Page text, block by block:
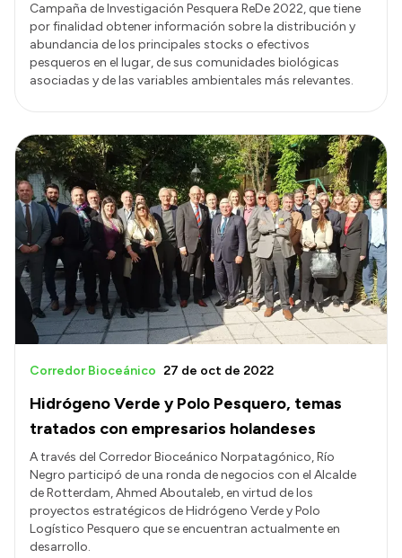
Campaña de Investigación Pesquera ReDe 2022, que tiene
por finalidad obtener información sobre la distribución y
abundancia de los principales stocks o efectivos
pesqueros en el lugar, de sus comunidades biológicas
asociadas y de las variables ambientales más relevantes.
Hidrógeno Verde y Polo Pesquero, temas
tratados con empresarios holandeses
Corredor Bioceánico 27 de oct de 2022
A través del Corredor Bioceánico Norpatagónico, Río
Negro participó de una ronda de negocios con el Alcalde
de Rotterdam, Ahmed Aboutaleb, en virtud de los
proyectos estratégicos de Hidrógeno Verde y Polo
Logístico Pesquero que se encuentran actualmente en
desarrollo.